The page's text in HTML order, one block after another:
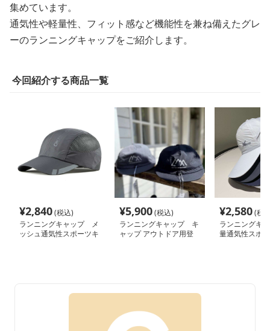
集めています。
通気性や軽量性、フィット感など機能性を兼ね備えたグレ
ーのランニングキャップをご紹介します。
今回紹介する商品一覧
¥2,840(税込)
ランニングキャップ メ
ッシュ通気性スポーツキ
¥5,900(税込)
ランニングキャップ キ
ャップ アウトドア用登
¥2,580(税
ランニングキ
量通気性スポ